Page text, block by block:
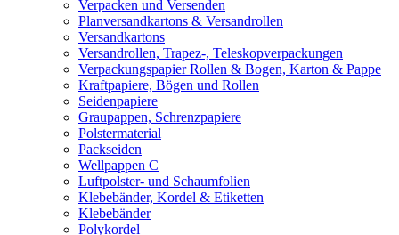
Verpacken und Versenden
Planversandkartons & Versandrollen
Versandkartons
Versandrollen, Trapez-, Teleskopverpackungen
Verpackungspapier Rollen & Bogen, Karton & Pappe
Kraftpapiere, Bögen und Rollen
Seidenpapiere
Graupappen, Schrenzpapiere
Polstermaterial
Packseiden
Wellpappen C
Luftpolster- und Schaumfolien
Klebebänder, Kordel & Etiketten
Klebebänder
Polykordel